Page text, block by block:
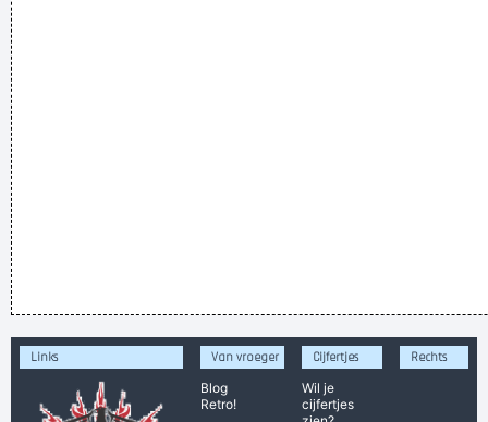
Links
Van vroeger
Blog
Retro!
Cijfertjes
Wil je
cijfertjes
Rechts